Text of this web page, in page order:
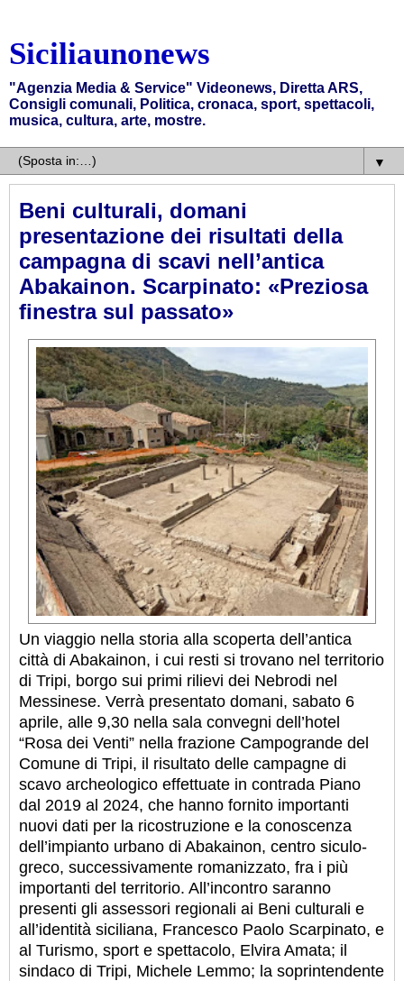
Siciliaunonews
"Agenzia Media & Service" Videonews, Diretta ARS,
Consigli comunali, Politica, cronaca, sport, spettacoli,
musica, cultura, arte, mostre.
▼
Beni culturali, domani
presentazione dei risultati della
campagna di scavi nell’antica
Abakainon. Scarpinato: «Preziosa
finestra sul passato»
Un viaggio nella storia alla scoperta dell’antica
città di Abakainon, i cui resti si trovano nel territorio
di Tripi, borgo sui primi rilievi dei Nebrodi nel
Messinese. Verrà presentato domani, sabato 6
aprile, alle 9,30 nella sala convegni dell’hotel
“Rosa dei Venti” nella frazione Campogrande del
Comune di Tripi, il risultato delle campagne di
scavo archeologico effettuate in contrada Piano
dal 2019 al 2024, che hanno fornito importanti
nuovi dati per la ricostruzione e la conoscenza
dell’impianto urbano di Abakainon, centro siculo-
greco, successivamente romanizzato, fra i più
importanti del territorio. All’incontro saranno
presenti gli assessori regionali ai Beni culturali e
all’identità siciliana, Francesco Paolo Scarpinato, e
al Turismo, sport e spettacolo, Elvira Amata; il
sindaco di Tripi, Michele Lemmo; la soprintendente